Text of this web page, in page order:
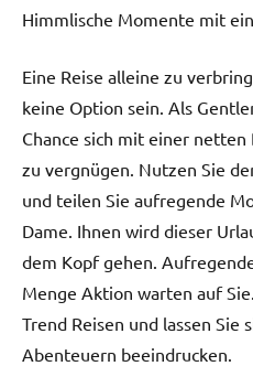
Himmlische Momente mit
Eine Reise alleine zu
keine Option sein. Als
Chance sich mit einer
zu vergnügen. Nutzen Sie
und teilen Sie aufregende
Dame. Ihnen wird dieser
dem Kopf gehen.
Menge Aktion warten auf
Trend Reisen und lassen Sie
Abenteuern beeindrucken.